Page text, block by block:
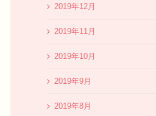
2019年12月
2019年11月
2019年10月
2019年9月
2019年8月